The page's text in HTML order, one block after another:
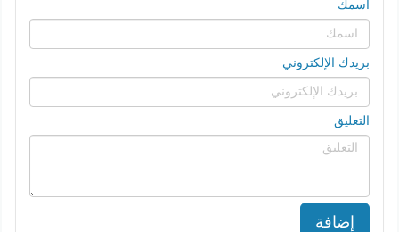
اسمك
بريدك الإلكتروني
التعليق
إضافة